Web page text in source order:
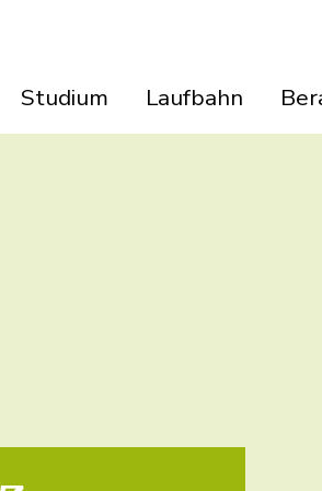
Studium Laufbahn